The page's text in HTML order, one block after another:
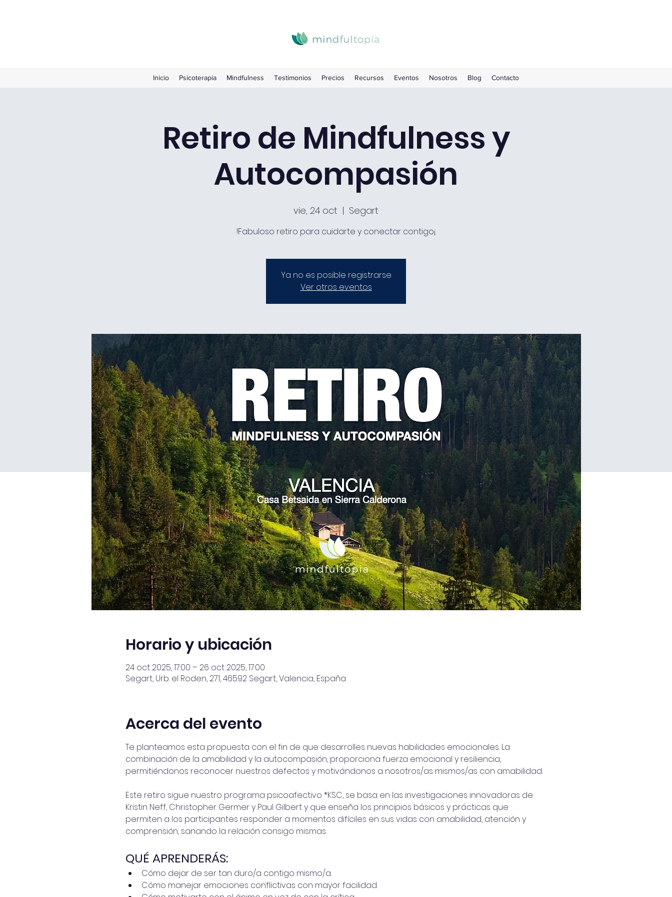
Inicio Psicoterapia Mindfulness Testimonios Precios Recursos Eventos Nosotros Blog Contacto
Retiro de Mindfulness y
Autocompasión
vie, 24 oct
  |
Segart
!Fabuloso retiro para cuidarte y conectar contigo¡
Ya no es posible registrarse
Ver otros eventos
Horario y ubicación
24 oct 2025, 17:00 – 26 oct 2025, 17:00
Segart, Urb. el Roden, 271, 46592 Segart, Valencia, España
Acerca del evento
Te planteamos esta propuesta con el fin de que desarrolles nuevas habilidades emocionales. La
combinación de la amabilidad y la autocompasión, proporciona fuerza emocional y resiliencia,
permitiéndonos reconocer nuestros defectos y motivándonos a nosotros/as mismos/as con amabilidad.
Este retiro sigue nuestro programa psicoafectivo *KSC, se basa en las investigaciones innovadoras de
Kristin Neff, Christopher Germer y Paul Gilbert y que enseña los principios básicos y prácticas que
permiten a los participantes responder a momentos difíciles en sus vidas con amabilidad, atención y
comprensión, sanando la relación consigo mismas.
QUÉ APRENDERÁS:
Cómo dejar de ser tan duro/a contigo mismo/a.
Cómo manejar emociones conflictivas con mayor facilidad.